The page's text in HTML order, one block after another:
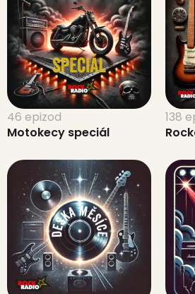
46 epizod
Motokecy speciál
138